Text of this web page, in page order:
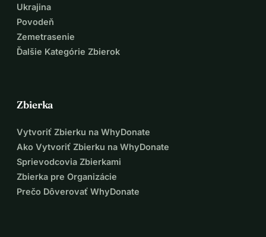
Ukrajina
Povodeň
Zemetrasenie
Ďalšie Kategórie Zbierok
Zbierka
Vytvoriť Zbierku na WhyDonate
Ako Vytvoriť Zbierku na WhyDonate
Sprievodcovia Zbierkami
Zbierka pre Organizácie
Prečo Dôverovať WhyDonate